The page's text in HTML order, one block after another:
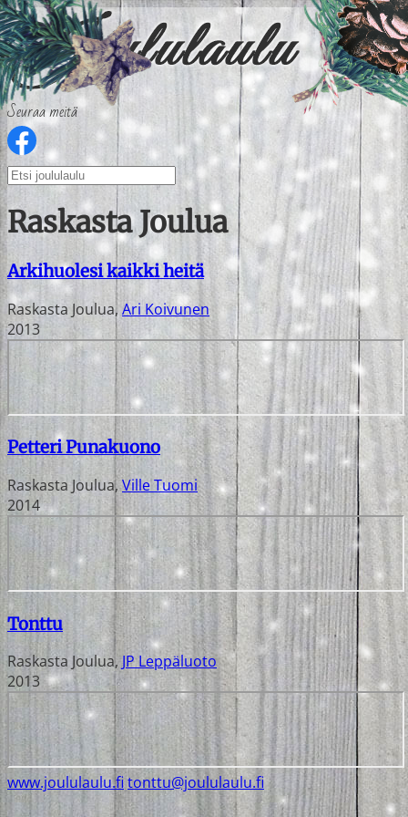
Seuraa meitä
Raskasta Joulua
Arkihuolesi kaikki heitä
Raskasta Joulua,Ari Koivunen
2013
Petteri Punakuono
Raskasta Joulua,Ville Tuomi
2014
Tonttu
Raskasta Joulua,JP Leppäluoto
2013
www.joululaulu.fitonttu@joululaulu.fi